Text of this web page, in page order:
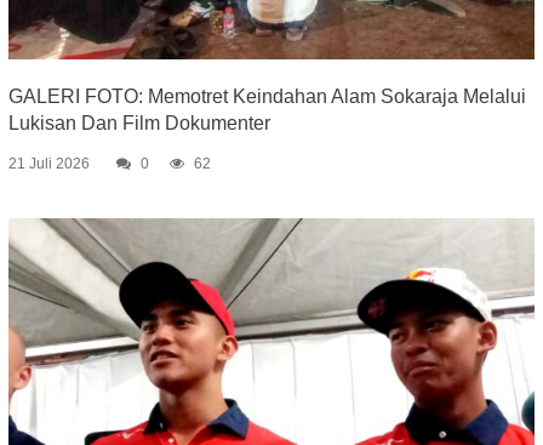
GALERI FOTO: Memotret Keindahan Alam Sokaraja Melalui
Lukisan Dan Film Dokumenter
21 Juli 2026 0 62